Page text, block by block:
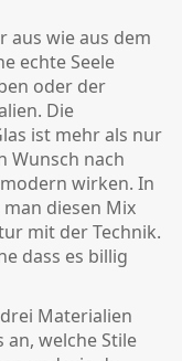
aus wie aus dem
echte Seele
oder der
Die
ist mehr als nur
Wunsch nach
wirken. In
diesen Mix
mit der Technik.
dass es billig
Materialien
welche Stile